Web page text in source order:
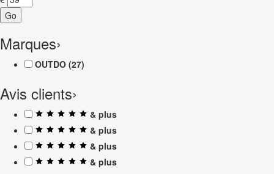
Go
Marques›
OUTDO (27)
Avis clients›
& plus
& plus
& plus
& plus